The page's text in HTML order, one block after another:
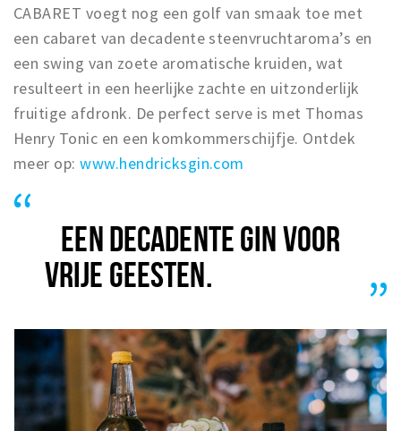
CABARET voegt nog een golf van smaak toe met
een cabaret van decadente steenvruchtaroma’s en
een swing van zoete aromatische kruiden, wat
resulteert in een heerlijke zachte en uitzonderlijk
fruitige afdronk. De perfect serve is met Thomas
Henry Tonic en een komkommerschijfje. Ontdek
meer op:www.hendricksgin.com
EEN DECADENTE GIN VOOR
VRIJE GEESTEN.